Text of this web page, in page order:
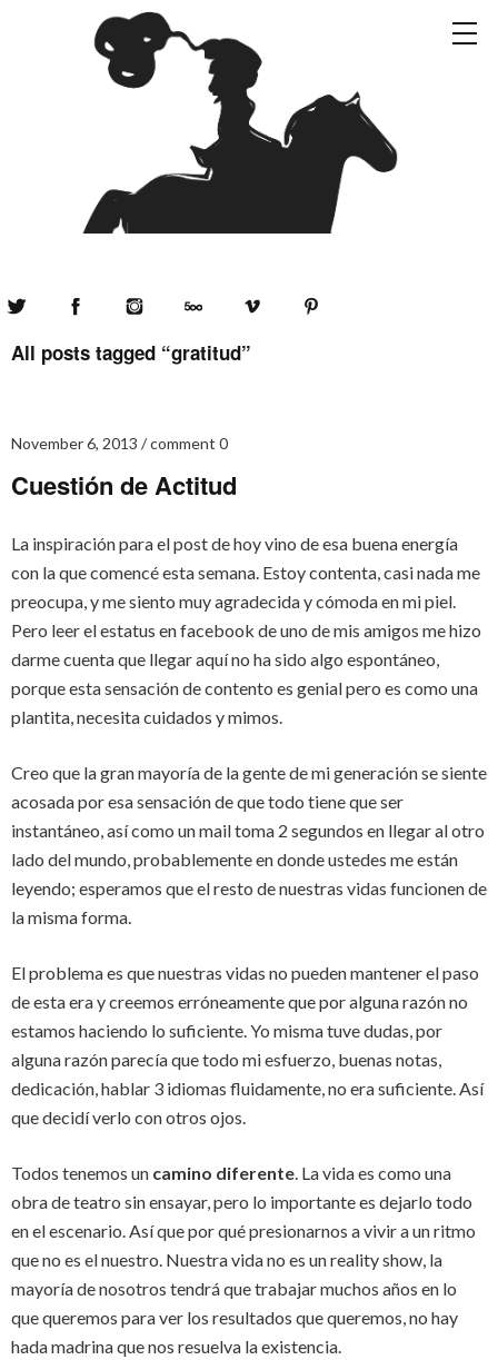
All posts tagged “gratitud”
November 6, 2013 comment 0
Cuestión de Actitud
La inspiración para el post de hoy vino de esa buena energía
con la que comencé esta semana. Estoy contenta, casi nada me
preocupa, y me siento muy agradecida y cómoda en mi piel.
Pero leer el estatus en facebook de uno de mis amigos me hizo
darme cuenta que llegar aquí no ha sido algo espontáneo,
porque esta sensación de contento es genial pero es como una
plantita, necesita cuidados y mimos.
Creo que la gran mayoría de la gente de mi generación se siente
acosada por esa sensación de que todo tiene que ser
instantáneo, así como un mail toma 2 segundos en llegar al otro
lado del mundo, probablemente en donde ustedes me están
leyendo; esperamos que el resto de nuestras vidas funcionen de
la misma forma.
El problema es que nuestras vidas no pueden mantener el paso
de esta era y creemos erróneamente que por alguna razón no
estamos haciendo lo suficiente. Yo misma tuve dudas, por
alguna razón parecía que todo mi esfuerzo, buenas notas,
dedicación, hablar 3 idiomas fluidamente, no era suficiente. Así
que decidí verlo con otros ojos.
Todos tenemos un camino diferente. La vida es como una
obra de teatro sin ensayar, pero lo importante es dejarlo todo
en el escenario. Así que por qué presionarnos a vivir a un ritmo
que no es el nuestro. Nuestra vida no es un reality show, la
mayoría de nosotros tendrá que trabajar muchos años en lo
que queremos para ver los resultados que queremos, no hay
hada madrina que nos resuelva la existencia.